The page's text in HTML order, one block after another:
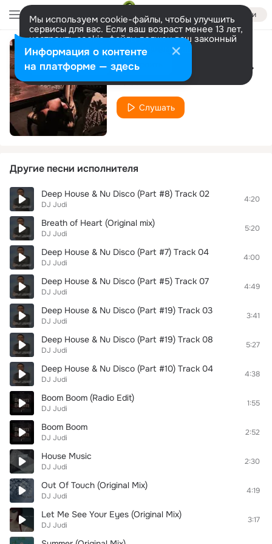
Войти
Мы используем cookie-файлы, чтобы улучшить
сервисы для вас. Если ваш возраст менее 13 лет,
настроить cookie-файлы должен ваш законный
представитель. Больше информации
Разрешить все Настроить Deep House & Nu Disco (Part #28) Track 15
DJ Judi
Слушать
Другие песни исполнителя
Deep House & Nu Disco (Part #8) Track 02
DJ Judi
4:20
Breath of Heart (Original mix)
DJ Judi
5:20
Deep House & Nu Disco (Part #7) Track 04
DJ Judi
4:00
Deep House & Nu Disco (Part #5) Track 07
DJ Judi
4:49
Deep House & Nu Disco (Part #19) Track 03
DJ Judi
3:41
Deep House & Nu Disco (Part #19) Track 08
DJ Judi
5:27
Deep House & Nu Disco (Part #10) Track 04
DJ Judi
4:38
Boom Boom (Radio Edit)
DJ Judi
1:55
Boom Boom
DJ Judi
2:52
House Music
DJ Judi
2:30
Out Of Touch (Original Mix)
DJ Judi
4:19
Let Me See Your Eyes (Original Mix)
DJ Judi
3:17
Информация о контенте
на платформе — здесь